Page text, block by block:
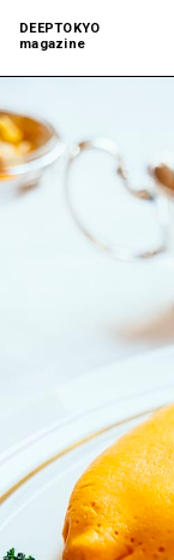
DEEPTOKYO
magazine